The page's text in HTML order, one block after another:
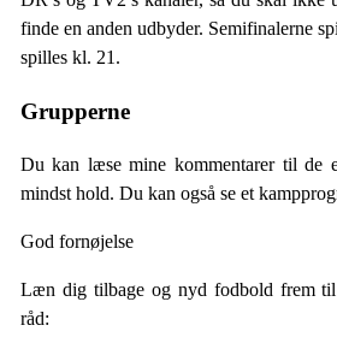
finde en anden udbyder. Semifinalerne
spilles kl. 21.
Grupperne
Du kan læse mine kommentarer til de
mindst hold. Du kan også se et
God fornøjelse
Læn dig tilbage og nyd fodbold frem
råd: